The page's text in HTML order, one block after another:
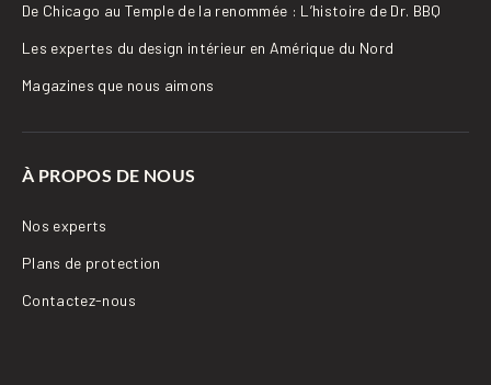
De Chicago au Temple de la renommée : L’histoire de Dr. BBQ
Les expertes du design intérieur en Amérique du Nord
Magazines que nous aimons
À PROPOS DE NOUS
Nos experts
Plans de protection
Contactez-nous